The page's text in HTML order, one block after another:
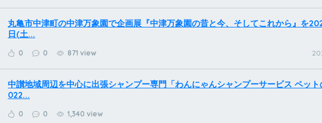
丸亀市中津町の中津万象園で企画展『中津万象園の昔と今、そしてこれから』を
日(土...
0 0 871 view
中讃地域周辺を中心に出張シャンプー専門「わんにゃんシャンプーサービス ペット
022...
0 0 1,340 view